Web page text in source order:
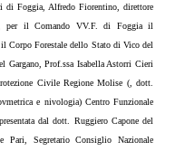
di Foggia, Alfredo Fiorentino, direttore
per il Comando VV.F. di Foggia il
Corpo Forestale dello Stato di Vico del
Gargano, Prof.ssa Isabella Astorri Cieri
Civile Regione Molise (, dott.
e nivologia) Centro Funzionale
dal dott. Ruggiero Capone del
Segretario Consiglio Nazionale